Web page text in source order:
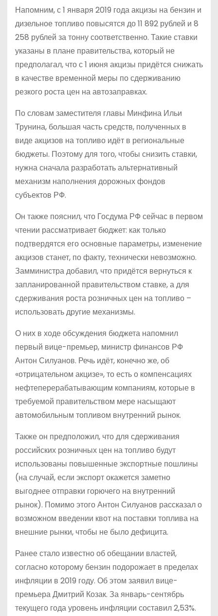
Напомним, с 1 января 2019 года акцизы на бензин и
дизельное топливо повысятся до 11 892 рублей и 8
258 рублей за тонну соответственно. Такие ставки
указаны в плане правительства, который не
предполагал, что с 1 июня акцизы придётся снижать
в качестве временной меры по сдерживанию
резкого роста цен на автозаправках.
По словам заместителя главы Минфина Ильи
Трунина, большая часть средств, полученных в
виде акцизов на топливо идёт в региональные
бюджеты. Поэтому для того, чтобы снизить ставки,
нужна сначала разработать альтернативный
механизм наполнения дорожных фондов
субъектов РФ.
Он также пояснил, что Госдума РФ сейчас в первом
чтении рассматривает бюджет: как только
подтвердятся его основные параметры, изменение
акцизов станет, по факту, технически невозможно.
Замминистра добавил, что придётся вернуться к
запланированной правительством ставке, а для
сдерживания роста розничных цен на топливо –
использовать другие механизмы.
О них в ходе обсуждения бюджета напомнил
первый вице-премьер, министр финансов РФ
Антон Силуанов. Речь идёт, конечно же, об
«отрицательном акцизе», то есть о компенсациях
нефтеперерабатывающим компаниям, которые в
требуемой правительством мере насыщают
автомобильным топливом внутренний рынок.
Также он предположил, что для сдерживания
российских розничных цен на топливо будут
использованы повышенные экспортные пошлины
(на случай, если экспорт окажется заметно
выгоднее отправки горючего на внутренний
рынок). Помимо этого Антон Силуанов рассказал о
возможном введении квот на поставки топлива на
внешние рынки, чтобы не было дефицита.
Ранее стало известно об обещании властей,
согласно которому бензин подорожает в пределах
инфляции в 2019 году. Об этом заявил вице-
премьера Дмитрий Козак. За январь-сентябрь
текущего года уровень инфляции составил 2,53%.